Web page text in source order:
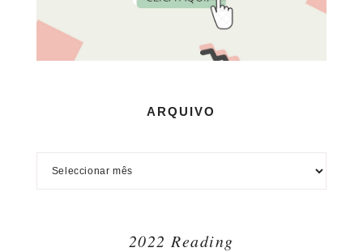
ARQUIVO
2022 Reading